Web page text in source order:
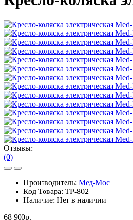
Отзывы:
(0)
Производитель: Мед-Мос
Код Товара: ТР-802
Наличие: Нет в наличии
68 900р.